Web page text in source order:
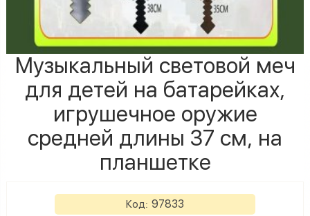
Музыкальный световой меч
для детей на батарейках,
игрушечное оружие
средней длины 37 см, на
планшетке
Код: 97833